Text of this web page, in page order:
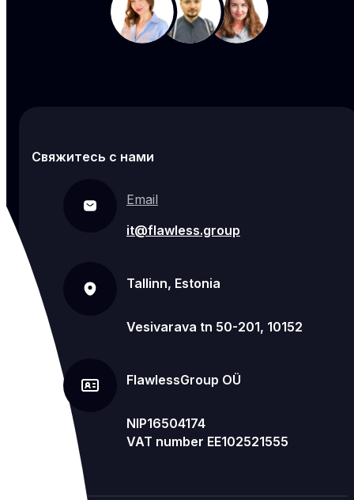
Свяжитесь с нами
Email
it@flawless.group
Tallinn, Estonia
Vesivarava tn 50-201, 10152
FlawlessGroup OÜ
NIP16504174
VAT number EE102521555